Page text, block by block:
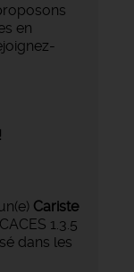
en
Cariste
1.3.5
dans les